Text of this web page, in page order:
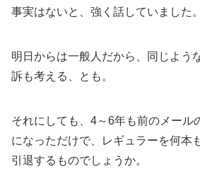
事実はないと、強く話していました。
明日からは一般人だから、同じよう
訴も考える、とも。
それにしても、4～6年も前のメール
になっただけで、レギュラーを何本
引退するものでしょうか。